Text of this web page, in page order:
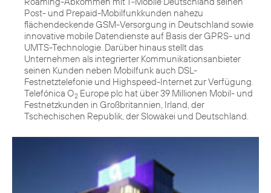
Post- und Prepaid-Mobilfunkkunden nahezu
flächendeckende GSM-Versorgung in Deutschland sowie
innovative mobile Datendienste auf Basis der GPRS- und
UMTS-Technologie. Darüber hinaus stellt das
Unternehmen als integrierter Kommunikationsanbieter
seinen Kunden neben Mobilfunk auch DSL-
Festnetztelefonie und Highspeed-Internet zur Verfügung.
Telefónica O2 Europe plc hat über 39 Millionen Mobil- und
Festnetzkunden in Großbritannien, Irland, der
Tschechischen Republik, der Slowakei und Deutschland.